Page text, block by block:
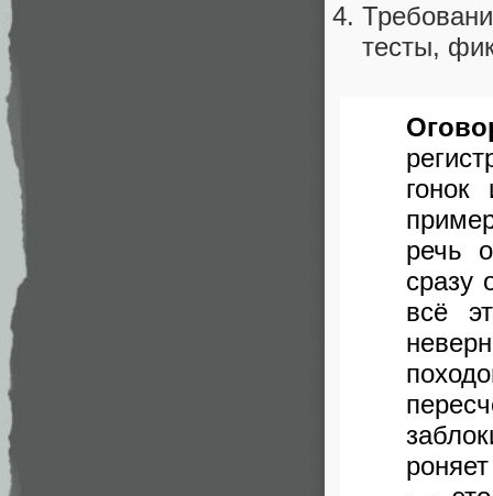
тесты,
гонок
речь
сразу
всё